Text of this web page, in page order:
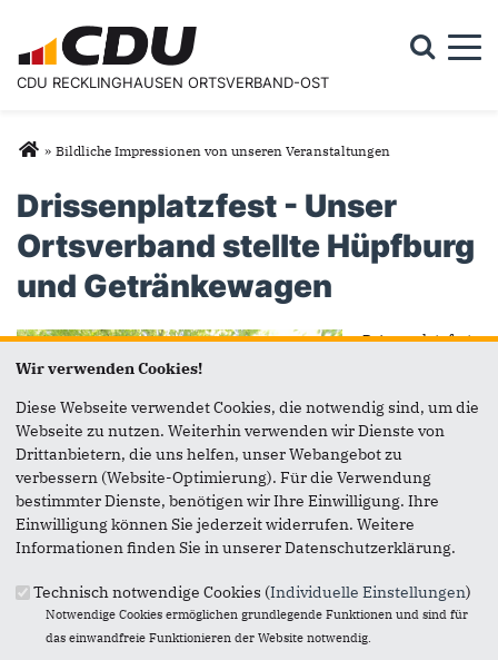
CDU RECKLINGHAUSEN ORTSVERBAND-OST
Suchformular
Sie sind hier
» Bildliche Impressionen von unseren Veranstaltungen
Drissenplatzfest - Unser
Ortsverband stellte Hüpfburg
und Getränkewagen
Drissenplatzfest -
stellte Hüpfburg
und
Getränkewagen
Wir verwenden Cookies!
Diese Webseite verwendet Cookies, die notwendig sind, um die
Webseite zu nutzen. Weiterhin verwenden wir Dienste von
Drittanbietern, die uns helfen, unser Webangebot zu
verbessern (Website-Optimierung). Für die Verwendung
bestimmter Dienste, benötigen wir Ihre Einwilligung. Ihre
Einwilligung können Sie jederzeit widerrufen. Weitere
Informationen finden Sie in unserer Datenschutzerklärung.
Technisch notwendige Cookies (Individuelle Einstellungen)
Notwendige Cookies ermöglichen grundlegende Funktionen und sind für
das einwandfreie Funktionieren der Website notwendig.